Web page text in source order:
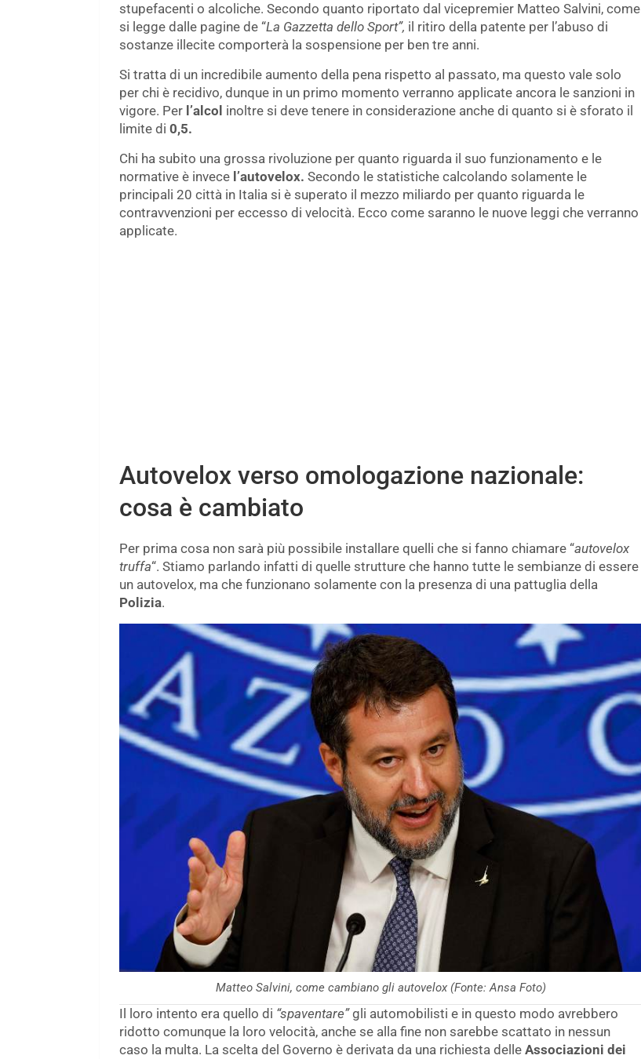
stupefacenti o alcoliche. Secondo quanto riportato dal vicepremier Matteo Salvini, come
si legge dalle pagine de “La Gazzetta dello Sport”, il ritiro della patente per l’abuso di
sostanze illecite comporterà la sospensione per ben tre anni.
Si tratta di un incredibile aumento della pena rispetto al passato, ma questo vale solo
per chi è recidivo, dunque in un primo momento verranno applicate ancora le sanzioni in
vigore. Per l’alcol inoltre si deve tenere in considerazione anche di quanto si è sforato il
limite di 0,5.
Chi ha subito una grossa rivoluzione per quanto riguarda il suo funzionamento e le
normative è invece l’autovelox. Secondo le statistiche calcolando solamente le
principali 20 città in Italia si è superato il mezzo miliardo per quanto riguarda le
contravvenzioni per eccesso di velocità. Ecco come saranno le nuove leggi che verranno
applicate.
Autovelox verso omologazione nazionale:
cosa è cambiato
Per prima cosa non sarà più possibile installare quelli che si fanno chiamare “autovelox
truffa“. Stiamo parlando infatti di quelle strutture che hanno tutte le sembianze di essere
un autovelox, ma che funzionano solamente con la presenza di una pattuglia della
Polizia.
Matteo Salvini, come cambiano gli autovelox (Fonte: Ansa Foto)
Il loro intento era quello di “spaventare”gli automobilisti e in questo modo avrebbero
ridotto comunque la loro velocità, anche se alla fine non sarebbe scattato in nessun
caso la multa. La scelta del Governo è derivata da una richiesta delle Associazioni dei